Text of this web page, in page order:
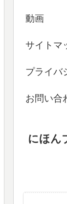
動画
サイトマ
プライバ
お問い合
にほん